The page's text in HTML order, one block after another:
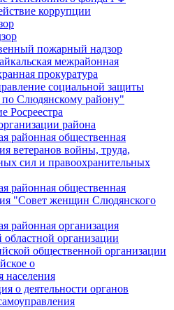
коррупции
пожарный надзор
межрайонная
прокуратура
социальной защиты
по Слюдянскому району"
Росреестра
района
районная общественная
ветеранов войны, труда,
сил и правоохранительных
районная общественная
"Совет женщин Слюдянского
районная организация
областной организации
общественной организации
о
населения
о деятельности органов